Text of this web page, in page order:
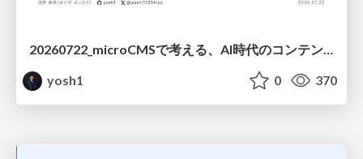
20260722_microCMSで考える、AI時代のコンテンツ運用設計
yosh1
0 370